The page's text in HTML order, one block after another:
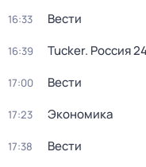
16:33 Вести
16:39 Tucker. Россия
17:00 Вести
17:23 Экономика
17:38 Вести